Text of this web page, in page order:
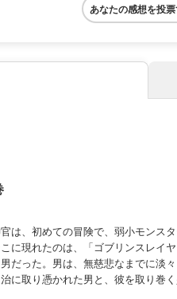
あなたの感想を投
は、初めての冒険で、弱小モンス
に現れたのは、「ゴブリンスレイ
だった。男は、無慈悲なまでに淡
に取り憑かれた男と、彼を取り巻